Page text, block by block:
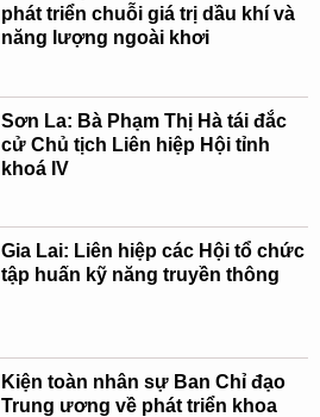
phát triển chuỗi giá trị dầu khí và
năng lượng ngoài khơi
Sơn La: Bà Phạm Thị Hà tái đắc
cử Chủ tịch Liên hiệp Hội tỉnh
khoá IV
Gia Lai: Liên hiệp các Hội tổ chức
tập huấn kỹ năng truyền thông
Kiện toàn nhân sự Ban Chỉ đạo
Trung ương về phát triển khoa